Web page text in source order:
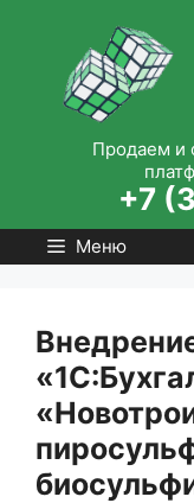
содержимому
Продаем и
+7
Меню